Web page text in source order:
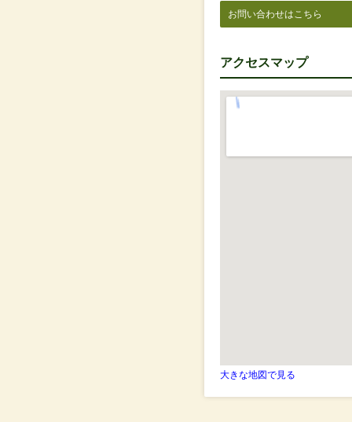
お問い合わせはこちら
アクセスマップ
大きな地図で見る